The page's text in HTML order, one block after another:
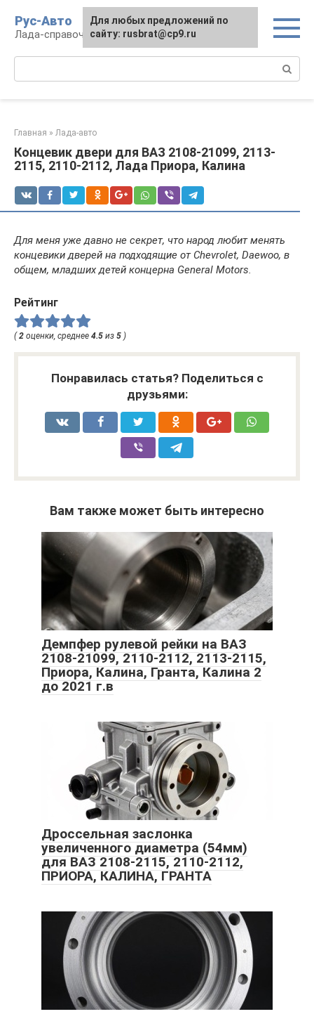
контенту
Рус-Авто
Лада-справочник
Главная » Лада-авто
Концевик двери для ВАЗ 2108-21099, 2113-
2115, 2110-2112, Лада Приора, Калина
Для меня уже давно не секрет, что народ любит менять
концевики дверей на подходящие от Chevrolet, Daewoo, в
общем, младших детей концерна General Motors.
Рейтинг
(2 оценки, среднее 4.5 из 5 )
Понравилась статья? Поделиться с
друзьями:
Вам также может быть интересно
Демпфер рулевой рейки на ВАЗ
2108-21099, 2110-2112, 2113-2115,
Приора, Калина, Гранта, Калина 2
до 2021 г.в
Дроссельная заслонка
увеличенного диаметра (54мм)
для ВАЗ 2108-2115, 2110-2112,
ПРИОРА, КАЛИНА, ГРАНТА
Для любых предложений по
сайту: rusbrat@cp9.ru